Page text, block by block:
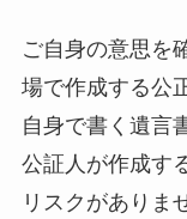
ご自身の意思を
場で作成する公
自身で書く遺言
公証人が作成す
リスクがありま